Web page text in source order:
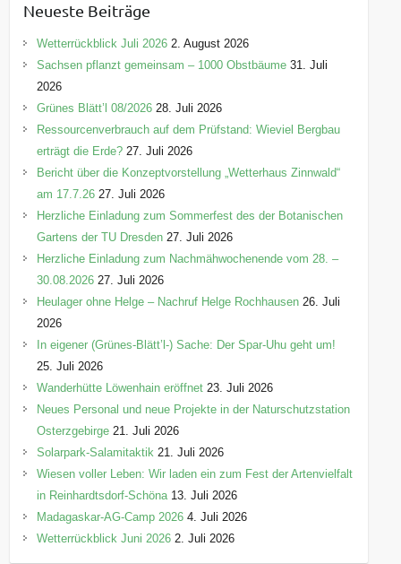
g
o
r
e
n
Neueste Beiträge
Wetterrückblick Juli 2026 2. August 2026
Sachsen pflanzt gemeinsam – 1000 Obstbäume 31. Juli
2026
Grünes Blätt’l 08/2026 28. Juli 2026
Ressourcenverbrauch auf dem Prüfstand: Wieviel Bergbau
erträgt die Erde? 27. Juli 2026
Bericht über die Konzeptvorstellung „Wetterhaus Zinnwald“
am 17.7.26 27. Juli 2026
Herzliche Einladung zum Sommerfest des der Botanischen
Gartens der TU Dresden 27. Juli 2026
Herzliche Einladung zum Nachmähwochenende vom 28. –
30.08.2026 27. Juli 2026
Heulager ohne Helge – Nachruf Helge Rochhausen 26. Juli
2026
In eigener (Grünes-Blätt’l-) Sache: Der Spar-Uhu geht um!
25. Juli 2026
Wanderhütte Löwenhain eröffnet 23. Juli 2026
Neues Personal und neue Projekte in der Naturschutzstation
Osterzgebirge 21. Juli 2026
Solarpark-Salamitaktik 21. Juli 2026
Wiesen voller Leben: Wir laden ein zum Fest der Artenvielfalt
in Reinhardtsdorf-Schöna 13. Juli 2026
Madagaskar-AG-Camp 2026 4. Juli 2026
Wetterrückblick Juni 2026 2. Juli 2026